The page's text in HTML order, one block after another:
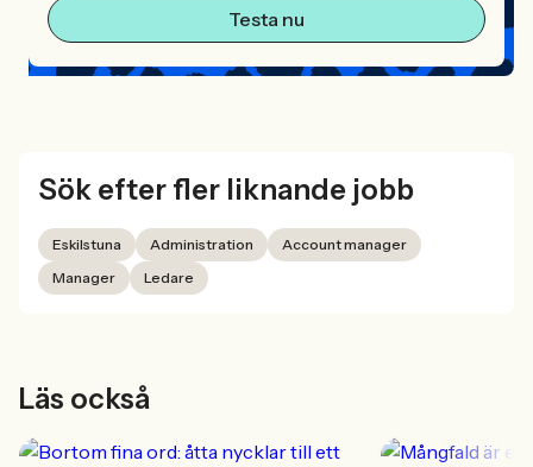
Testa nu
Sök efter fler liknande jobb
Eskilstuna Administration
Account manager
Manager
Ledare
Läs också